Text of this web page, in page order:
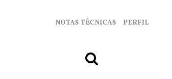
NOTAS TÉCNICAS PERFIL